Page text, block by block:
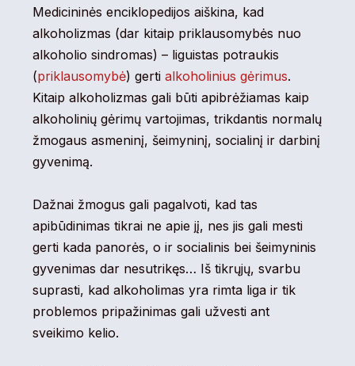
Medicininės enciklopedijos aiškina, kad
alkoholizmas (dar kitaip priklausomybės nuo
alkoholio sindromas) – liguistas potraukis
(priklausomybė) gertialkoholinius gėrimus.
Kitaip alkoholizmas gali būti apibrėžiamas kaip
alkoholinių gėrimų vartojimas, trikdantis normalų
žmogaus asmeninį, šeimyninį, socialinį ir darbinį
gyvenimą.
Dažnai žmogus gali pagalvoti, kad tas
apibūdinimas tikrai ne apie jį, nes jis gali mesti
gerti kada panorės, o ir socialinis bei šeimyninis
gyvenimas dar nesutrikęs… Iš tikrųjų, svarbu
suprasti, kad alkoholimas yra rimta liga ir tik
problemos pripažinimas gali užvesti ant
sveikimo kelio.